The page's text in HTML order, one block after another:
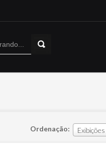
Ordenação: Exibições